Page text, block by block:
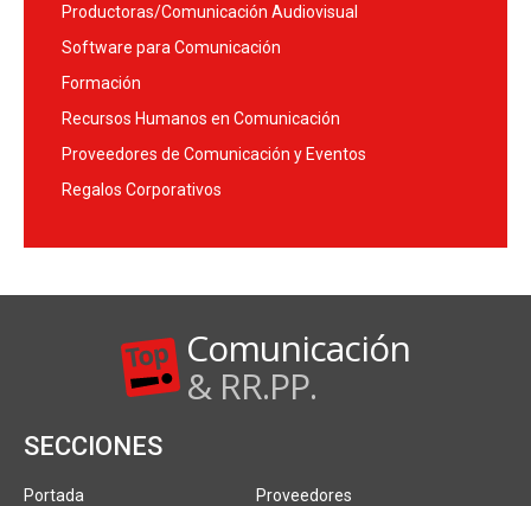
Productoras/Comunicación Audiovisual
Software para Comunicación
Formación
Recursos Humanos en Comunicación
Proveedores de Comunicación y Eventos
Regalos Corporativos
Comunicación
& RR.PP.
SECCIONES
Portada
Proveedores